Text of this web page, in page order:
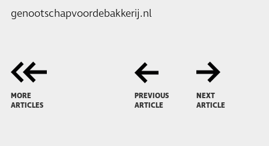
genootschapvoordebakkerij.nl
MORE
ARTICLES
PREVIOUS
ARTICLE
NEXT
ARTICLE